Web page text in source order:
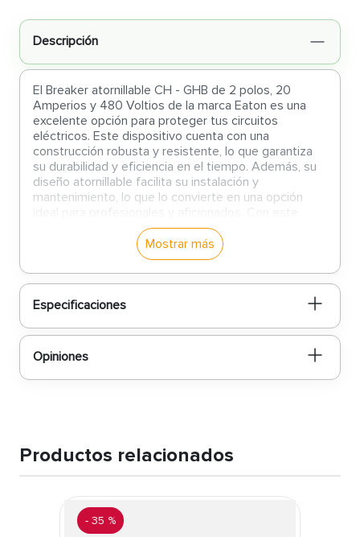
Descripción
El Breaker atornillable CH - GHB de 2 polos, 20
Amperios y 480 Voltios de la marca Eaton es una
excelente opción para proteger tus circuitos
eléctricos. Este dispositivo cuenta con una
construcción robusta y resistente, lo que garantiza
su durabilidad y eficiencia en el tiempo. Además, su
diseño atornillable facilita su instalación y
mantenimiento, lo que lo convierte en una opción
breaker, podrás proteger tus equipos y dispositivos
eléctricos de sobrecargas y cortocircuitos,
asegurando su correcto funcionamiento y
prolongando su vida útil. No esperes más y adquiere
el Breaker atornillable CH - GHB de Eaton para tener
la tranquilidad de contar con un sistema eléctrico
Mostrar más
Especificaciones
Opiniones
Productos relacionados
- 35 %